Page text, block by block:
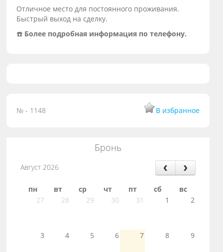
Отличное место для постоянного проживания.
Быстрый выход на сделку.
☎️ Более подробная информация по телефону.
№ - 1148 В избранное
Бронь
Август 2026
пн вт ср чт пт сб
вс
27
28 29 30 31 1 2
3 4 5 6 7 8 9